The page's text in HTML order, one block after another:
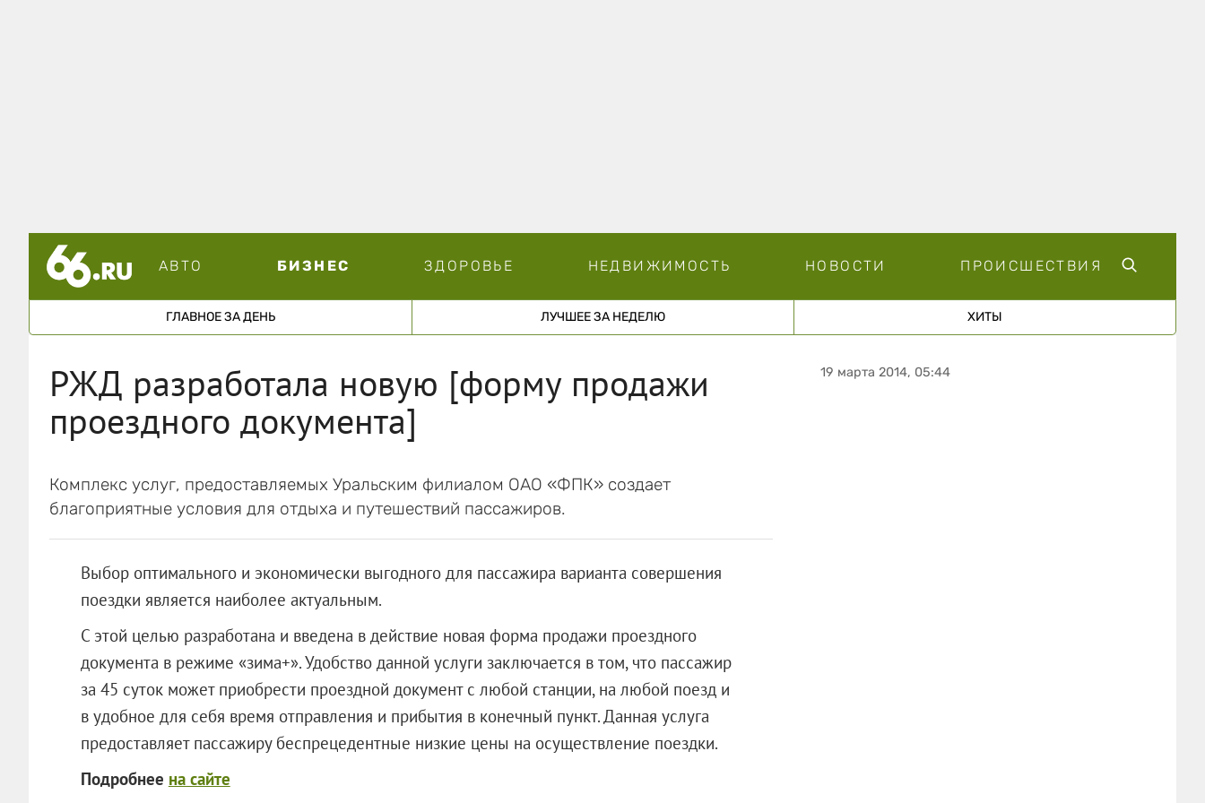
АВТО БИЗНЕС ЗДОРОВЬЕ НЕДВИЖИМОСТЬ НОВОСТИ ПРОИСШЕСТВИЯ
ГЛАВНОЕ ЗА ДЕНЬ ЛУЧШЕЕ ЗА НЕДЕЛЮ ХИТЫ
РЖД разработала новую [форму продажи
проездного документа]
Комплекс услуг, предоставляемых Уральским филиалом ОАО «ФПК» создает
благоприятные условия для отдыха и путешествий пассажиров.
Выбор оптимального и экономически выгодного для пассажира варианта совершения
поездки является наиболее актуальным.
С этой целью разработана и введена в действие новая форма продажи проездного
документа в режиме «зима+». Удобство данной услуги заключается в том, что пассажир
за 45 суток может приобрести проездной документ с любой станции, на любой поезд и
в удобное для себя время отправления и прибытия в конечный пункт. Данная услуга
предоставляет пассажиру беспрецедентные низкие цены на осуществление поездки.
Подробнее на сайте
19 марта 2014, 05:44